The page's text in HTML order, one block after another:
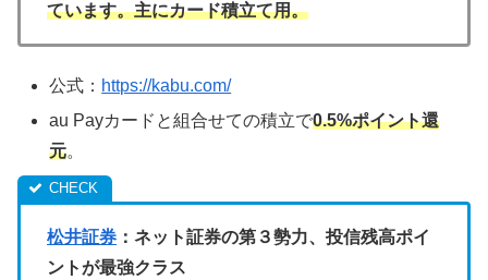
ています。主にカード積立て用。
公式： https://kabu.com/
au Payカードと組合せての積立で0.5%ポイント還
元。
松井証券 ：ネット証券の第３勢力、投信残高ポイ
ントが最強クラス